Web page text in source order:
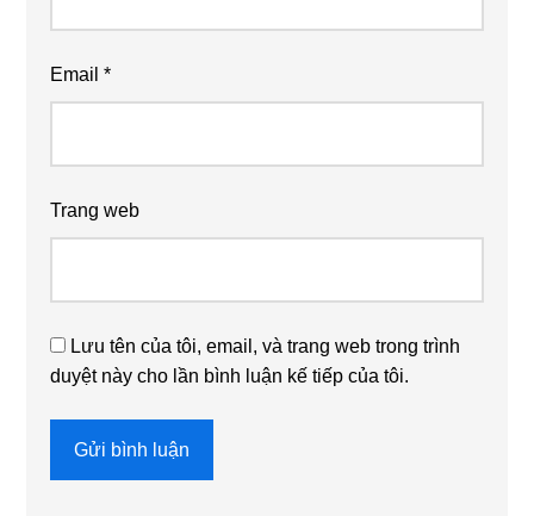
Email*
Trang web
Lưu tên của tôi, email, và trang web trong trình
duyệt này cho lần bình luận kế tiếp của tôi.